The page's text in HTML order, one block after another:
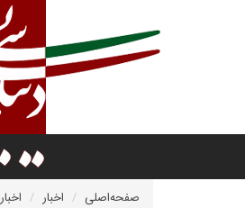
صفحه‌اصلی اخبار